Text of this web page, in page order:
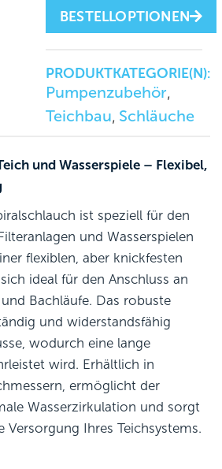
BESTELLOPTIONEN
PRODUKTKATEGORIE(N):
Pumpenzubehör,
Teichbau, Schläuche
und Wasserspiele – Flexibel,
ist speziell für den
und Wasserspielen
flexiblen, aber knickfesten
ideal für den Anschluss an
Bachläufe. Das robuste
und widerstandsfähig
wodurch eine lange
wird. Erhältlich in
ermöglicht der
Wasserzirkulation und sorgt
Versorgung Ihres Teichsystems.